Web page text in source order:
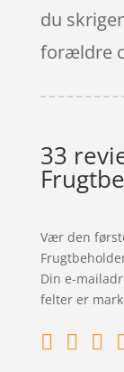
du
forældre
33
Vær den
Din e-
felter er